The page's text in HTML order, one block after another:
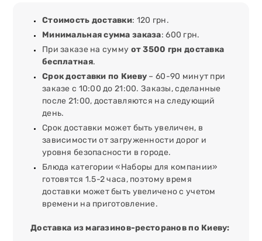
Стоимость доставки: 120 грн.
Минимальная сумма заказа: 600 грн.
При заказе на сумму от 3500 грн доставка
бесплатная.
Срок доставки по Киеву – 60-90 минут при
заказе с 10:00 до 21:00. Заказы, сделанные
после 21:00, доставляются на следующий
день.
Срок доставки может быть увеличен, в
зависимости от загруженности дорог и
уровня безопасности в городе.
Блюда категории «Наборы для компании»
готовятся 1.5-2 часа, поэтому время
доставки может быть увеличено с учетом
времени на приготовление.
Доставка из магазинов-ресторанов по Киеву: